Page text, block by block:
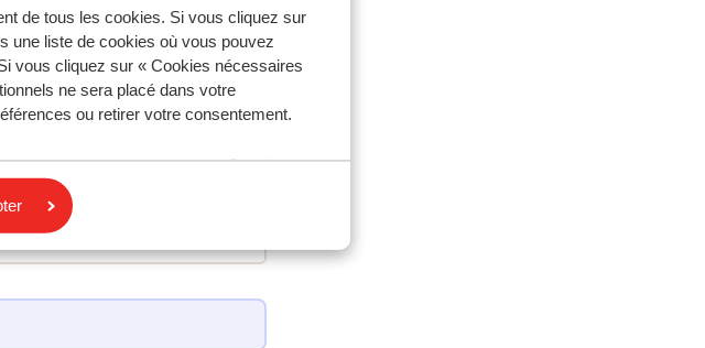
de tous les cookies. Si vous cliquez sur
une liste de cookies où vous pouvez
vous cliquez sur « Cookies nécessaires
ne sera placé dans votre
ou retirer votre consentement.